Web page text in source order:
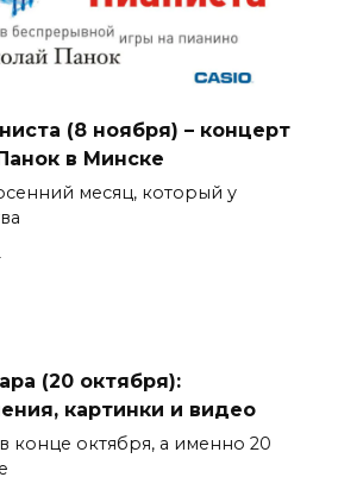
(8 ноября) – концерт
в Минске
месяц, который у
(20 октября):
картинки и видео
конце октября, а именно 20